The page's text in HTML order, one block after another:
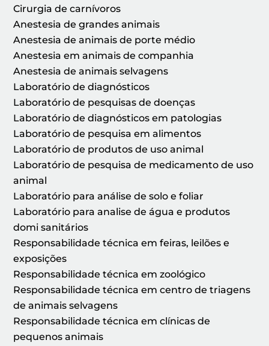
Cirurgia de carnívoros
Anestesia de grandes animais
Anestesia de animais de porte médio
Anestesia em animais de companhia
Anestesia de animais selvagens
Laboratório de diagnósticos
Laboratório de pesquisas de doenças
Laboratório de diagnósticos em patologias
Laboratório de pesquisa em alimentos
Laboratório de produtos de uso animal
Laboratório de pesquisa de medicamento de uso
animal
Laboratório para análise de solo e foliar
Laboratório para analise de água e produtos
domi sanitários
Responsabilidade técnica em feiras, leilões e
exposições
Responsabilidade técnica em zoológico
Responsabilidade técnica em centro de triagens
de animais selvagens
Responsabilidade técnica em clínicas de
pequenos animais